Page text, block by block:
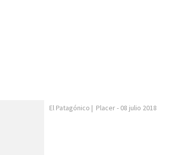
El Patagónico | Placer- 08 julio 2018